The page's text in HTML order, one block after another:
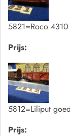
5821=Roco
Prijs:
5812=Liliput
Prijs: